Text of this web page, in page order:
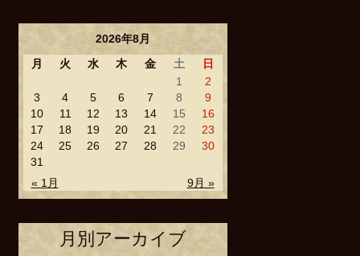
2026年8月
月
火 水 木 金 土 日
« 1月 9月 »
1
2
3
4 5 6 7 8
9
10
11 12 13 14 15
16
17
18 19 20 21 22
23
24
25 26 27 28 29
30
31
月別アーカイブ